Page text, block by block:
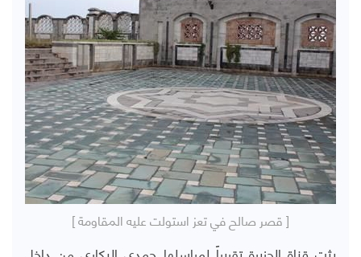
[ قصر صالح في تعز استولت عليه المقاومة ]